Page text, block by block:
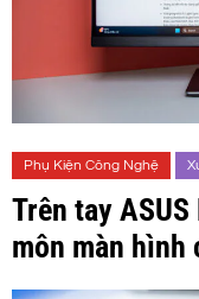
Phụ Kiện Công Nghệ
Trên tay
môn màn hình